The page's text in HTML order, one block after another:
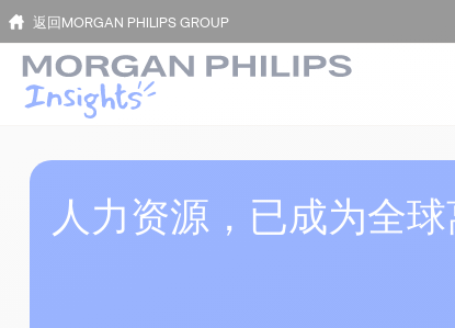
返回MORGAN PHILIPS GROUP
人力资源，已成为全